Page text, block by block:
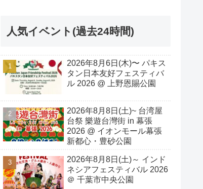
人気イベント(過去24時間)
2026年8月6日(木)〜 パキス
タン日本友好フェスティバ
ル 2026 @ 上野恩賜公園
2026年8月8日(土)~ 台湾屋
台祭 樂遊台灣街 in 幕張
2026 @ イオンモール幕張
新都心・豊砂公園
2026年8月8日(土)～ インド
ネシアフェスティバル 2026
＠ 千葉市中央公園